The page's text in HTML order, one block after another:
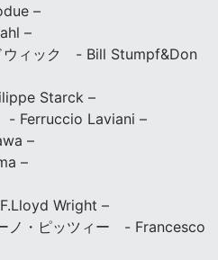
–
–
ウィック - Bill Stumpf&Don
Starck –
- Ferruccio Laviani –
–
–
Wright –
ノ・ピッツィー - Francesco